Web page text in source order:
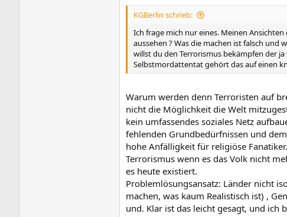
KGBerlin schrieb:
Ich frage mich nur eines. Meinen
aussehen ? Was die machen ist falsch und
willst du den Terrorismus bekämpfen der
Selbstmordattentat gehört das auf einen
Warum werden denn Terroristen auf
nicht die Möglichkeit die Welt
kein umfassendes soziales Netz
fehlenden Grundbedürfnissen und
hohe Anfälligkeit für religiöse
Terrorismus wenn es das Volk nicht
es heute existiert.
Problemlösungsansatz: Länder nicht
machen, was kaum Realistisch ist) ,
und. Klar ist das leicht gesagt, und ich